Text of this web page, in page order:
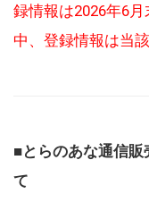
録情報は2026年6
中、登録情報は当
■とらのあな通信
て